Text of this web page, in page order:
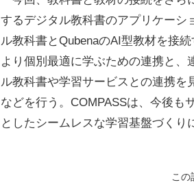
するデジタル教科書のアプリケーシ
ル教科書とQubenaのAI型教材を接
より個別最適に学ぶための連携と、
ル教科書や学習サービスとの連携
などを行う。COMPASSは、今後も
としたシームレスな学習基盤づくり
この